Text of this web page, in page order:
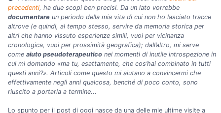
precedenti, ha due scopi ben precisi. Da un lato vorrebbe
documentare un periodo della mia vita di cui non ho lasciato tracce
altrove (e quindi, al tempo stesso, servire da memoria storica per
altri che hanno vissuto esperienze simili, vuoi per vicinanza
cronologica, vuoi per prossimità geografica); dall’altro, mi serve
come aiuto pseudoterapeutico nei momenti di inutile introspezione in
cui mi domando «ma tu, esattamente, che cos’hai combinato in tutti
questi anni?». Articoli come questo mi aiutano a convincermi che
effettivamente negli anni qualcosa, benché di poco conto, sono
riuscito a portarla a termine...
Lo spunto per il post di oggi nasce da una delle mie ultime visite a